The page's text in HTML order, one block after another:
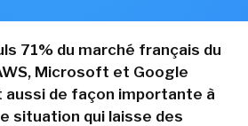
71% du marché français du
Microsoft et Google
aussi de façon importante à
situation qui laisse des